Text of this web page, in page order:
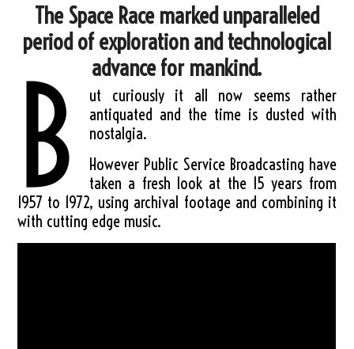
The Space Race marked unparalleled
period of exploration and technological
advance for mankind.
B
ut curiously it all now seems rather
antiquated and the time is dusted with
nostalgia.
However Public Service Broadcasting have
taken a fresh look at the 15 years from
1957 to 1972, using archival footage and combining it
with cutting edge music.